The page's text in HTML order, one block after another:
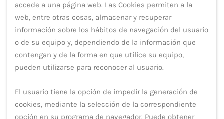
accede a una página web. Las Cookies permiten a la
web, entre otras cosas, almacenar y recuperar
información sobre los hábitos de navegación del usuario
o de su equipo y, dependiendo de la información que
contengan y de la forma en que utilice su equipo,
pueden utilizarse para reconocer al usuario.
El usuario tiene la opción de impedir la generación de
cookies, mediante la selección de la correspondiente
opción en su programa de navegador. Puede obtener